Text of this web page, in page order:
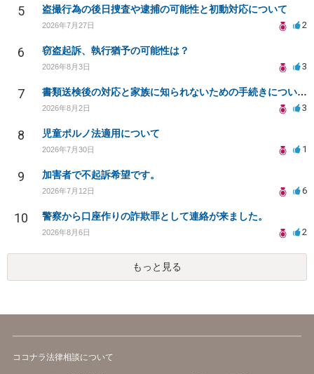
5 盗撮行為の後日捜査や逮捕の可能性と初動対応について
2026年7月27日 2
6 窃盗起訴、執行猶予の可能性は？
2026年8月3日 3
7 書類送検後の対応と家族に知られないための手続きについて相談
2026年8月2日 3
8 児童ポルノ法適用について
2026年7月30日 1
9 加害者で不起訴希望です。
2026年7月12日 6
10 警察から口座作りの詐欺罪として連絡が来ました。
2026年8月6日 2
もっと見る
ココナラ法律相談について